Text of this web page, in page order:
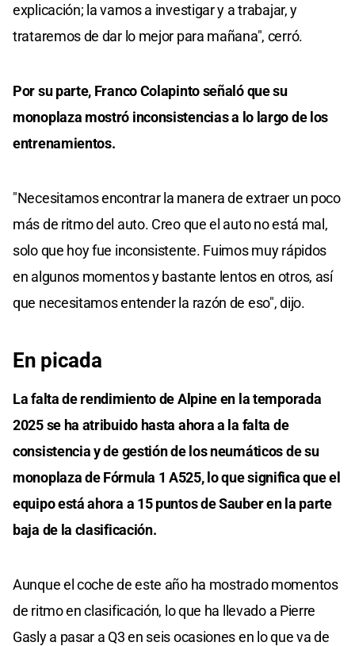
explicación; la vamos a investigar y a trabajar, y
trataremos de dar lo mejor para mañana", cerró.
Por su parte, Franco Colapinto señaló que su
monoplaza mostró inconsistencias a lo largo de los
entrenamientos.
"Necesitamos encontrar la manera de extraer un poco
más de ritmo del auto. Creo que el auto no está mal,
solo que hoy fue inconsistente. Fuimos muy rápidos
en algunos momentos y bastante lentos en otros, así
que necesitamos entender la razón de eso", dijo.
En picada
La falta de rendimiento de Alpine en la temporada
2025 se ha atribuido hasta ahora a la falta de
consistencia y de gestión de los neumáticos de su
monoplaza de Fórmula 1 A525, lo que significa que el
equipo está ahora a 15 puntos de Sauber en la parte
baja de la clasificación.
Aunque el coche de este año ha mostrado momentos
de ritmo en clasificación, lo que ha llevado a Pierre
Gasly a pasar a Q3 en seis ocasiones en lo que va de